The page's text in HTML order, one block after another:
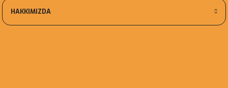
HAKKIMIZDA